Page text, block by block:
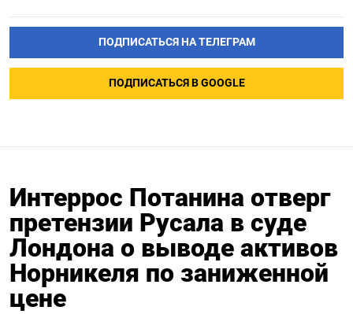
ПОДПИСАТЬСЯ НА ТЕЛЕГРАМ
ПОДПИСАТЬСЯ В GOOGLE
Интеррос Потанина отверг
претензии Русала в суде
Лондона о выводе активов
Норникеля по заниженной
цене